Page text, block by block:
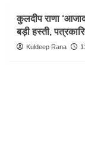
कुलदीप राणा
बड़ी हस्ती,
Kuldeep Rana